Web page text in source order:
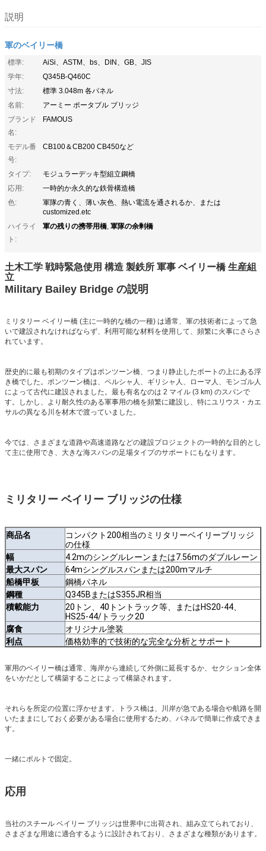
説明
軍のベイリー橋
標準:
AiSi、ASTM、bs、DIN、GB、JIS
学年:
Q345B-Q460C
寸法:
標準 3.048m 各パネル
名前:
アーミー ポータブル ブリッジ
ブランド
名:
FAMOUS
モデル番
号:
CB100＆CB200 CB450など
タイプ:
モジュラーデッキ型組立鋼橋
応用:
一時的か永久的な鉄骨構造橋
色:
軍隊の青く、薄い灰色、熱い電流を通されるか、または
customized.etc
ハイライ
ト:
軍の残りの携帯用橋, 軍隊の余剰橋
土木工学 戦時緊急使用 構造 製鉄所 軍事 ベイリー橋 生産組
立
Military Bailey Bridge の説明
ミリタリー ベイリー橋 (主に一時的な橋の一種) は通常、軍の技術者によって急
いで建設されなければならず、利用可能な材料を使用して、頻繁に火事にさらさ
れています。
歴史的に最も初期のタイプはポンツーン橋、つまり静止したボートの上にある浮
き橋でした。ポンツーン橋は、ペルシャ人、ギリシャ人、ローマ人、モンゴル人
によって古代に建設されました。最も有名なのは 2 マイル (3 km) のスパンで
す。しかし、より耐久性のある軍事用の橋を頻繁に建設し、特にユリウス・カエ
サルの異なる川を材木で渡っていました。
今では、さまざまな道路や高速道路などの建設プロジェクトの一時的な目的とし
て主に使用でき、大きな海スパンの足場タイプのサポートにもなります。
ミリタリー ベイリー ブリッジの仕様
商品名
コンパクト200相当のミリタリーベイリーブリッジ
の仕様
幅
4.2mのシングルレーンまたは7.56mのダブルレーン
最大スパン
64mシングルスパンまたは200mマルチ
船橋甲板
鋼橋パネル
鋼種
Q345BまたはS355JR相当
積載能力
20トン、40トントラック等、またはHS20-44、
HS25-44/トラック20
腐食
オリジナル塗装
利点
価格効率的で技術的な完全な分析とサポート
軍用のベイリー橋は通常、海岸から連続して外側に延長するか、セクション全体
をいかだとして構築することによって構築されます。
それらを所定の位置に浮かせます。トラス橋は、川岸が急である場合や航路を開
いたままにしておく必要がある場合に使用するため、パネルで簡単に作成できま
す。
一緒にボルトで固定。
応用
当社のスチール ベイリー ブリッジは世界中に出荷され、組み立てられており、
さまざまな用途に適合するように設計されており、さまざまな種類があります。